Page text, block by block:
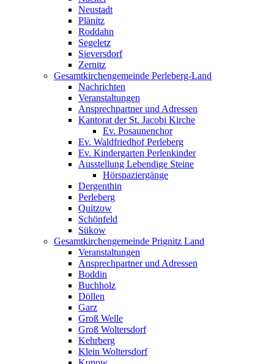
Neustadt
Plänitz
Roddahn
Segeletz
Sieversdorf
Zernitz
Gesamtkirchengemeinde Perleberg-Land
Nachrichten
Veranstaltungen
Ansprechpartner und Adressen
Kantorat der St. Jacobi Kirche
Ev. Posaunenchor
Ev. Waldfriedhof Perleberg
Ev. Kindergarten Perlenkinder
Ausstellung Lebendige Steine
Hörspaziergänge
Dergenthin
Perleberg
Quitzow
Schönfeld
Sükow
Gesamtkirchengemeinde Prignitz Land
Veranstaltungen
Ansprechpartner und Adressen
Boddin
Buchholz
Döllen
Garz
Groß Welle
Groß Woltersdorf
Kehrberg
Klein Woltersdorf